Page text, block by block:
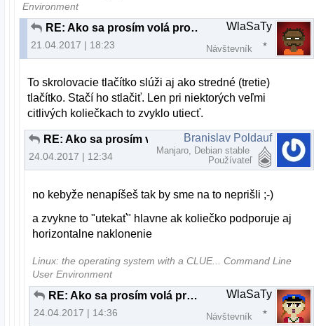
Environment
RE: Ako sa prosím volá program
21.04.2017 | 18:23
WlaSaTy
Návštevník
To skrolovacie tlačítko slúži aj ako stredné (tretie)
tlačítko. Stačí ho stlačiť. Len pri niektorých veľmi
citlivých koliečkach to zvyklo utiecť.
RE: Ako sa prosím volá program
24.04.2017 | 12:34
Branislav Poldauf
Manjaro, Debian stable
Používateľ
no kebyže nenapíšeš tak by sme na to neprišli ;-)
a zvykne to "utekať" hlavne ak koliečko podporuje aj
horizontalne naklonenie
Linux: the operating system with a CLUE... Command Line
User Environment
RE: Ako sa prosím volá program
24.04.2017 | 14:36
WlaSaTy
Návštevník